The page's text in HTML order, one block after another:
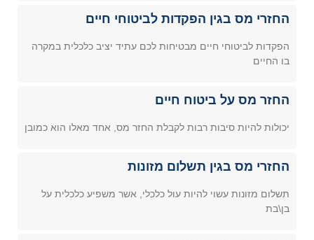
החזרי מס בגין הפקדות לביטוחי חיים
הפקדות לביטוחי חיים מבטיחות לכם עתיד יציב כלכלית במקרה
בו החיים
החזר מס על ביטוח חיים
יכולות להיות סיבות רבות לקבלת החזר מס, אחד מאלו הוא כמובן
החזרי מס בגין תשלום מזונות
תשלום מזונות עשוי להיות עול כלכלי, אשר משפיע כלכלית על
בן\בת